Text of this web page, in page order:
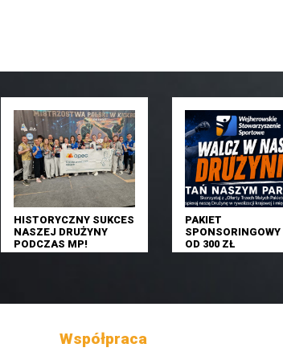
HISTORYCZNY SUKCES
NASZEJ DRUŻYNY
PODCZAS MP!
PAKIET
OD 300 ZŁ
Współpraca